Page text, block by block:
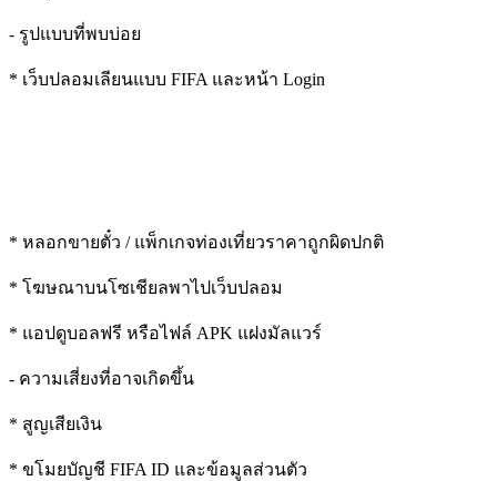
- รูปแบบที่พบบ่อย
* เว็บปลอมเลียนแบบ FIFA และหน้า Login
* หลอกขายตั๋ว / แพ็กเกจท่องเที่ยวราคาถูกผิดปกติ
* โฆษณาบนโซเชียลพาไปเว็บปลอม
* แอปดูบอลฟรี หรือไฟล์ APK แฝงมัลแวร์
- ความเสี่ยงที่อาจเกิดขึ้น
* สูญเสียเงิน
* ขโมยบัญชี FIFA ID และข้อมูลส่วนตัว